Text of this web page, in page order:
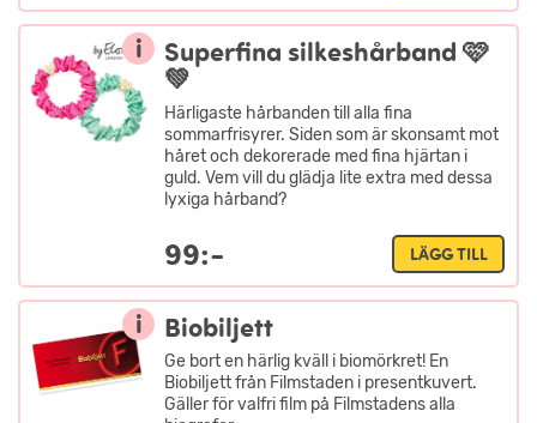
i
Superfina silkeshårband 🩷
💚
Härligaste hårbanden till alla fina
sommarfrisyrer. Siden som är skonsamt mot
håret och dekorerade med fina hjärtan i
guld. Vem vill du glädja lite extra med dessa
lyxiga hårband?
99:- LÄGG TILL
i Biobiljett
Ge bort en härlig kväll i biomörkret! En
Biobiljett från Filmstaden i presentkuvert.
Gäller för valfri film på Filmstadens alla